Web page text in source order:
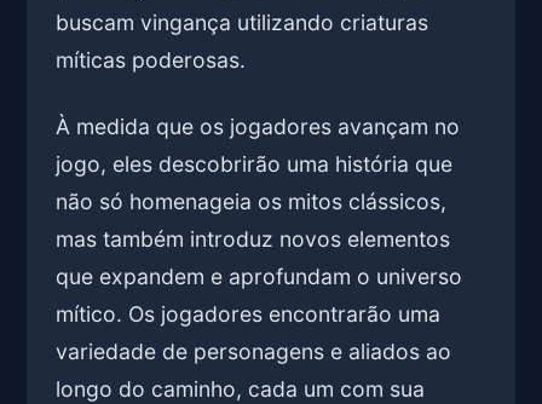
buscam vingança utilizando criaturas
míticas poderosas.
À medida que os jogadores avançam no
jogo, eles descobrirão uma história que
não só homenageia os mitos clássicos,
mas também introduz novos elementos
que expandem e aprofundam o universo
mítico. Os jogadores encontrarão uma
variedade de personagens e aliados ao
longo do caminho, cada um com sua